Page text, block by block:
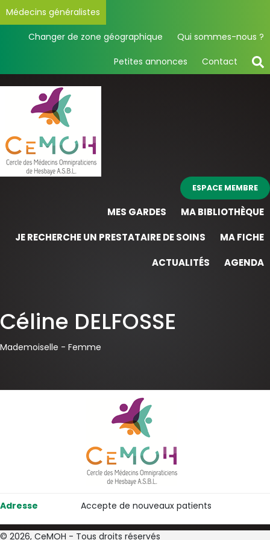
Médecins généralistes
Changer de zone géographique Qui sommes-nous ?
Petites annonces Contact
ESPACE MEMBRE
MES GARDES
MA BIBLIOTHÈQUE
JE RECHERCHE UN PRESTATAIRE DE SOINS
MA FICHE
ACTUALITÉS
AGENDA
Céline DELFOSSE
Mademoiselle - Femme
Adresse Accepte de nouveaux patients
© 2026, CeMOH - Tous droits réservés